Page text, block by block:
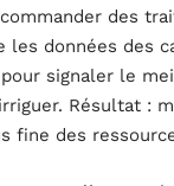
des
les données des
signaler le
Résultat :
fine des